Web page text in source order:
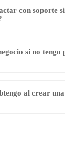
con soporte
si no tengo
al crear